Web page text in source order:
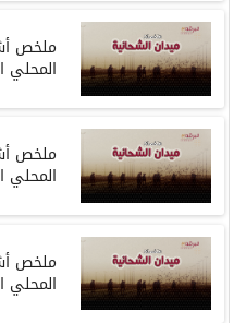
ملخص
المحلي
ملخص
المحلي
ملخص
المحلي